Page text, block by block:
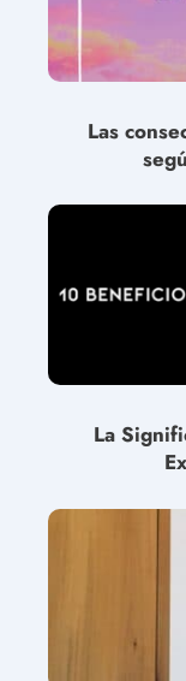
Las
La